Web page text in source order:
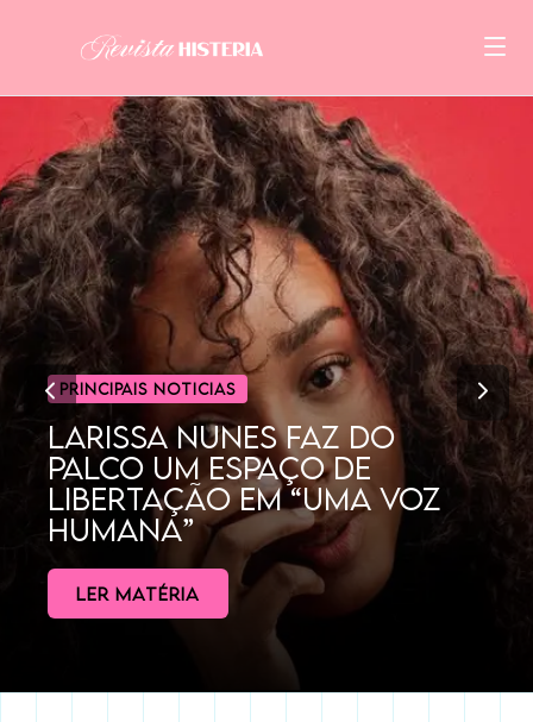
CINEMA
POR QUE AS MULHERES
GOSTAM TANTO DE
DORAMAS?
LER MATÉRIA